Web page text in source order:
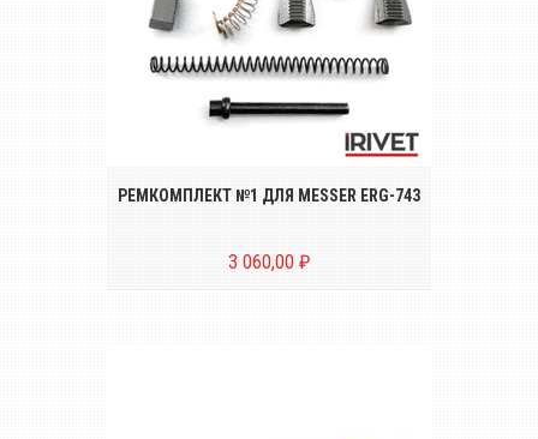
Ремкомплект №1 для электрического
заклёпочника MESSER ERG-743
РЕМКОМПЛЕКТ №1 ДЛЯ MESSER ERG-743
3 060,00 ₽